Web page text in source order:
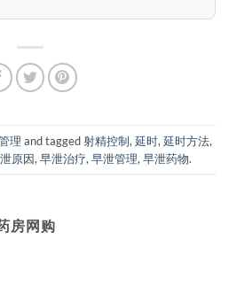
理 and tagged射精控制, 延时, 延时方法,
原因, 早泄治疗, 早泄管理, 早泄药物.
房网购